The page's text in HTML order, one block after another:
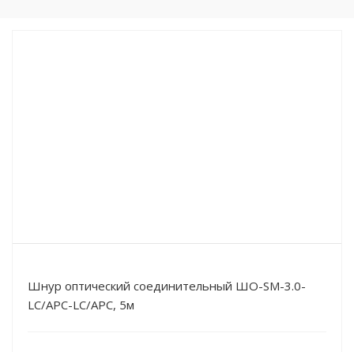
Шнур оптический соединительный ШО-SM-3.0-
LC/APC-LC/АPC, 5м